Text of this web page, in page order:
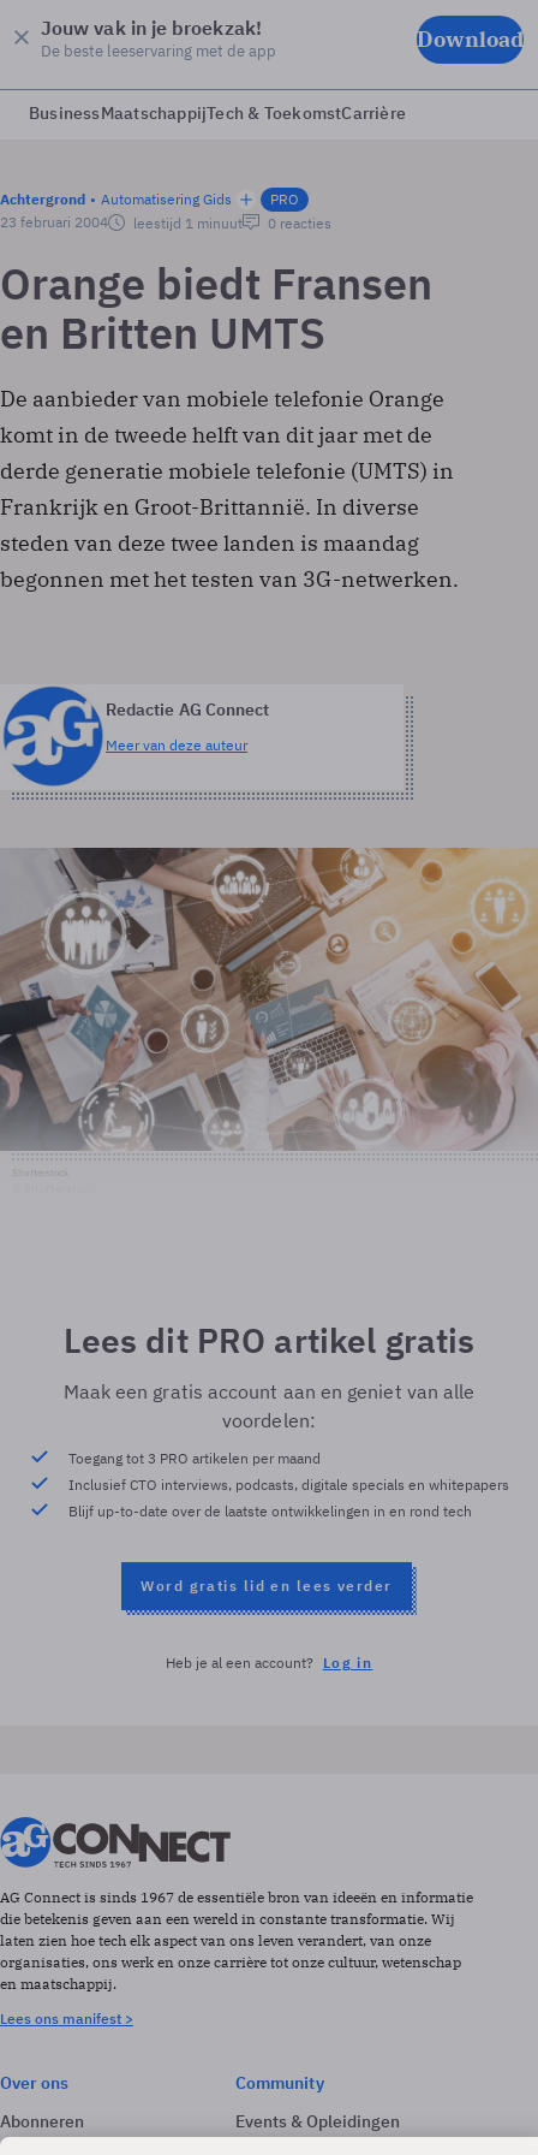
Jouw vak in je broekzak!
De beste leeservaring met de app Download
BusinessMaatschappijTech & ToekomstCarrière
Achtergrond Automatisering Gids
PRO
23 februari 2004
leestijd 1 minuut 0 reacties
Orange biedt Fransen
en Britten UMTS
De aanbieder van mobiele telefonie Orange
komt in de tweede helft van dit jaar met de
derde generatie mobiele telefonie (UMTS) in
Frankrijk en Groot-Brittannië. In diverse
steden van deze twee landen is maandag
begonnen met het testen van 3G-netwerken.
Redactie AG Connect
Meer van deze auteur
Lees dit PRO artikel gratis
Maak een gratis account aan en geniet van alle
voordelen:
Toegang tot 3 PRO artikelen per maand
Inclusief CTO interviews, podcasts, digitale specials en whitepapers
Blijf up-to-date over de laatste ontwikkelingen in en rond tech
Word gratis lid en lees verder
Heb je al een account? Log in
AG Connect is sinds 1967 de essentiële bron van ideeën en informatie
die betekenis geven aan een wereld in constante transformatie. Wij
laten zien hoe tech elk aspect van ons leven verandert, van onze
organisaties, ons werk en onze carrière tot onze cultuur, wetenschap
en maatschappij.
Lees ons manifest >
Over ons
Abonneren
Adverteren
Community
Events & Opleidingen